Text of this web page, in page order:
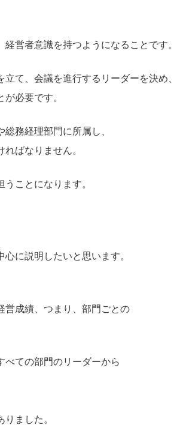
営者意識を持つようになることです。
て、会議を進行するリーダーを決め、
必要です。
務経理部門に所属し、
ばなりません。
ことになります。
に説明したいと思います。
営成績、つまり、部門ごとの
べての部門のリーダーから
ました。